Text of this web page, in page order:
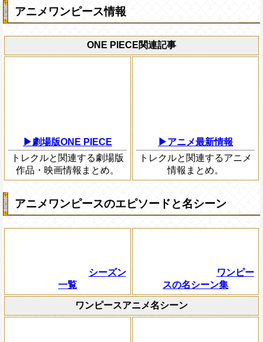
アニメワンピース情報
ONE PIECE関連記事
▶劇場版ONE PIECE
トレクルと関連する劇場版
作品・映画情報まとめ。
▶アニメ最新情報
トレクルと関連するアニメ
情報まとめ。
アニメワンピースのエピソードと名シーン
シーズン
一覧
ワンピー
スの名シーン集
ワンピースアニメ名シーン